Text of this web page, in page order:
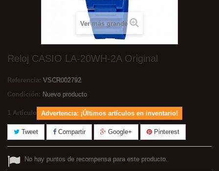
Ver más grande
Reloj CASIO LA-20WH-2A Original
Referencia: VSCR002792
Condición: Nuevo producto
1 Artículo Advertencia: ¡Últimos artículos en inventario!
Tweet Compartir Google+ Pinterest
No hay puntos de recompensa para este producto.